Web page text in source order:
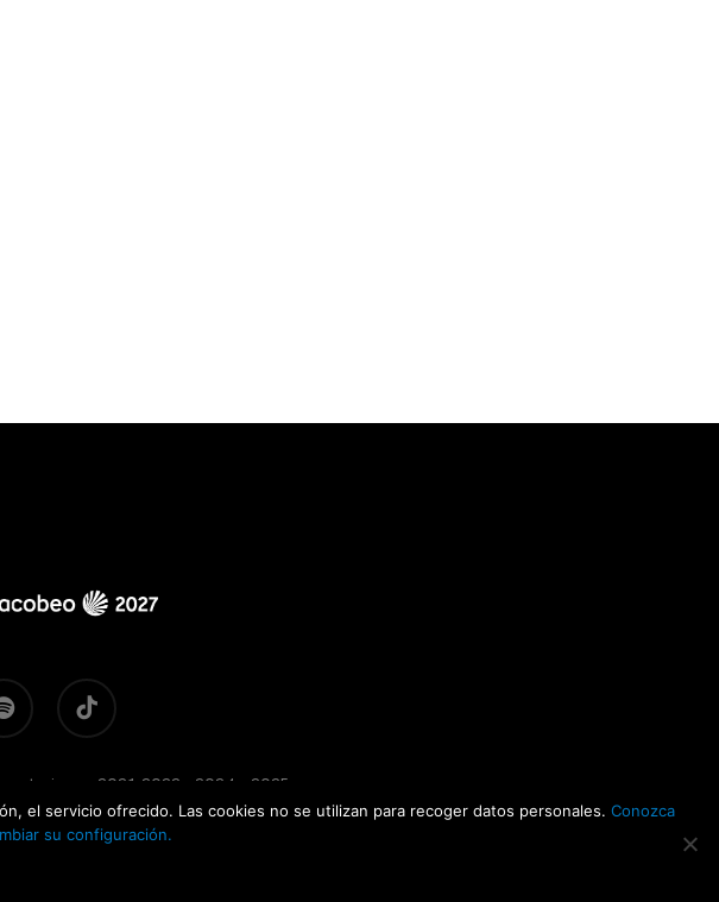
tiktok
anteriores: 2021-2022 2024
2025
© 2026
el servicio ofrecido. Las cookies no se utilizan para recoger datos personales. Conozca
su configuración.